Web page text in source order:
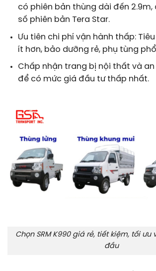
có phiên bản thùng dài đến
số phiên bản Tera Star.
Ưu tiên chi phí vận hành thấp:
ít hơn, bảo dưỡng rẻ, phụ tùng
Chấp nhận trang bị nội thất và
để có mức giá đầu tư thấp nhất.
Chọn SRM K990 giá rẻ, tiết kiệm, tối ưu
đầu